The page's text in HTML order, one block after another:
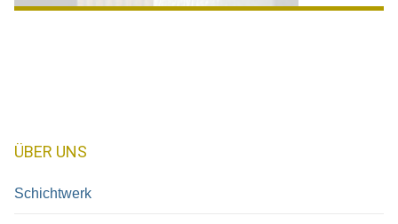
ÜBER UNS
Schichtwerk